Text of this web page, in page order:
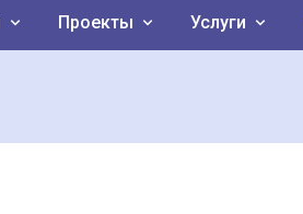
Проекты Услуги